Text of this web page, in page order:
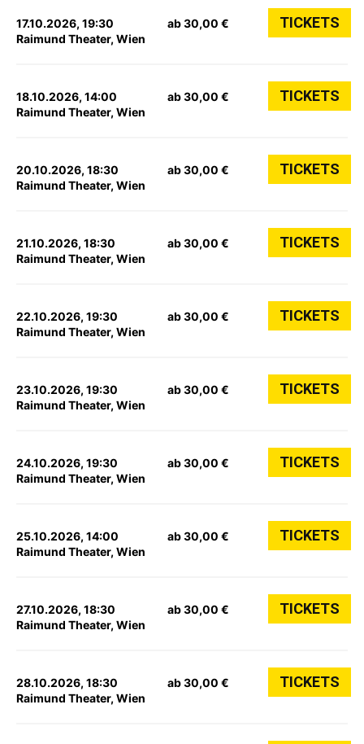
17.10.2026, 19:30
Raimund Theater, Wien
ab 30,00 € TICKETS
18.10.2026, 14:00
Raimund Theater, Wien
ab 30,00 € TICKETS
20.10.2026, 18:30
Raimund Theater, Wien
ab 30,00 € TICKETS
21.10.2026, 18:30
Raimund Theater, Wien
ab 30,00 € TICKETS
22.10.2026, 19:30
Raimund Theater, Wien
ab 30,00 € TICKETS
23.10.2026, 19:30
Raimund Theater, Wien
ab 30,00 € TICKETS
24.10.2026, 19:30
Raimund Theater, Wien
ab 30,00 € TICKETS
25.10.2026, 14:00
Raimund Theater, Wien
ab 30,00 € TICKETS
27.10.2026, 18:30
Raimund Theater, Wien
ab 30,00 € TICKETS
28.10.2026, 18:30
Raimund Theater, Wien
ab 30,00 € TICKETS